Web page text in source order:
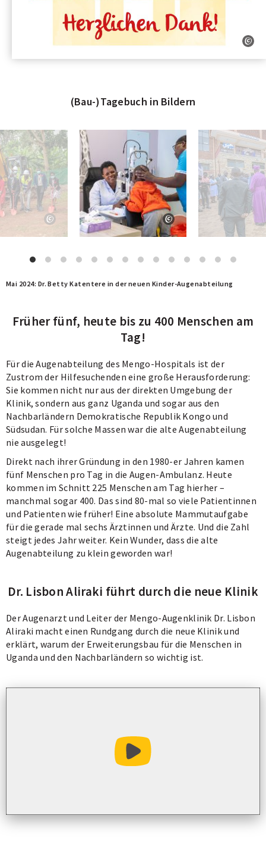
(Bau-)Tagebuch in Bildern
Mai 2024: Dr. Betty Katentere in der neuen Kinder-Augenabteilung
Früher fünf, heute bis zu 400 Menschen am
Tag!
Für die Augenabteilung des Mengo-Hospitals ist der
Zustrom der Hilfesuchenden eine große Herausforderung:
Sie kommen nicht nur aus der direkten Umgebung der
Klinik, sondern aus ganz Uganda und sogar aus den
Nachbarländern Demokratische Republik Kongo und
Südsudan. Für solche Massen war die alte Augenabteilung
nie ausgelegt!
Direkt nach ihrer Gründung in den 1980-er Jahren kamen
fünf Menschen pro Tag in die Augen-Ambulanz. Heute
kommen im Schnitt 225 Menschen am Tag hierher –
manchmal sogar 400. Das sind 80-mal so viele Patientinnen
und Patienten wie früher! Eine absolute Mammutaufgabe
für die gerade mal sechs Ärztinnen und Ärzte. Und die Zahl
steigt jedes Jahr weiter. Kein Wunder, dass die alte
Augenabteilung zu klein geworden war!
Dr. Lisbon Aliraki führt durch die neue Klinik
Der Augenarzt und Leiter der Mengo-Augenklinik Dr. Lisbon
Aliraki macht einen Rundgang durch die neue Klinik und
erklärt, warum der Erweiterungsbau für die Menschen in
Uganda und den Nachbarländern so wichtig ist.
Video abspielen